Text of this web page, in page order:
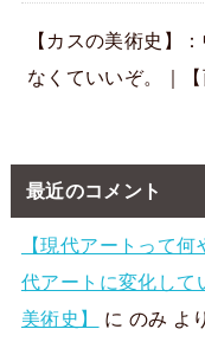
【カスの美術史】
なくていいぞ。｜
最近のコメント
【現代アートって
代アートに変化して
美術史】
に のみ より